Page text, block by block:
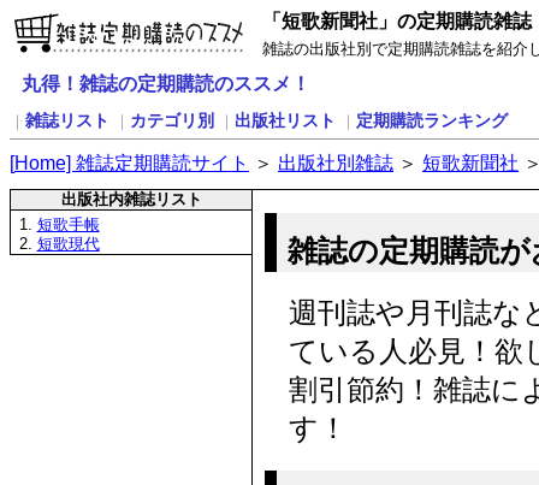
「短歌新聞社」の定期購読雑誌
雑誌の出版社別で定期購読雑誌を紹介
丸得！雑誌の定期購読のススメ！
雑誌リスト カテゴリ別 出版社リスト 定期購読ランキング
[Home] 雑誌定期購読サイト ＞ 出版社別雑誌 ＞ 短歌新聞社
出版社内雑誌リスト
1. 短歌手帳
2. 短歌現代 雑誌の定期購読
週刊誌や月刊誌な
ている人必見！欲
割引節約！雑誌に
す！